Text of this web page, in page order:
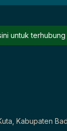
untuk
Kabupaten